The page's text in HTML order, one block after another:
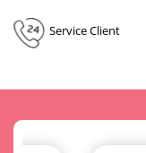
Service Client